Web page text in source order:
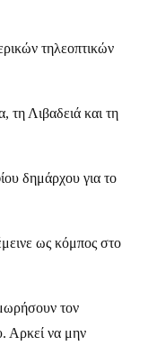
τηλεοπτικών
τη Λιβαδειά και τη
δημάρχου για το
ως κόμπος στο
τον
Αρκεί να μην